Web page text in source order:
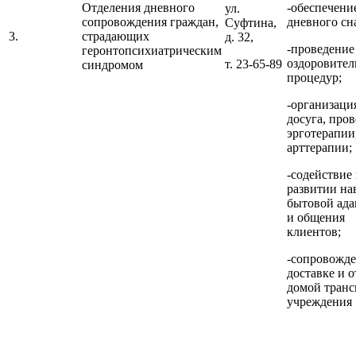
3.
Отделения дневного
сопровождения граждан,
страдающих
геронтопсихиатрическим
синдромом
ул.
Суфтина,
д. 32,
т. 23-65-89
-
дневного
-проведение
процедур;
-
досуга,
арттерапии;
-содействие
развитии
бытовой
и общения
клиентов;
-
доставке и
домой
учреждения